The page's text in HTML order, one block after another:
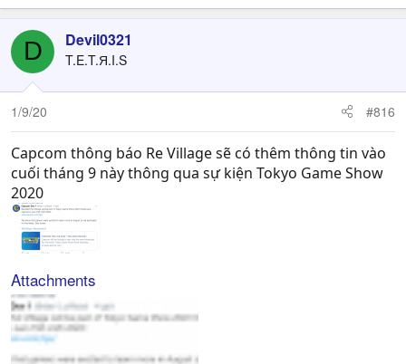
D Devil0321
T.E.T.Я.I.S
1/9/20 #816
Capcom thông báo Re Village sẽ có thêm thông tin vào
cuối tháng 9 này thông qua sự kiện Tokyo Game Show
2020
Attachments